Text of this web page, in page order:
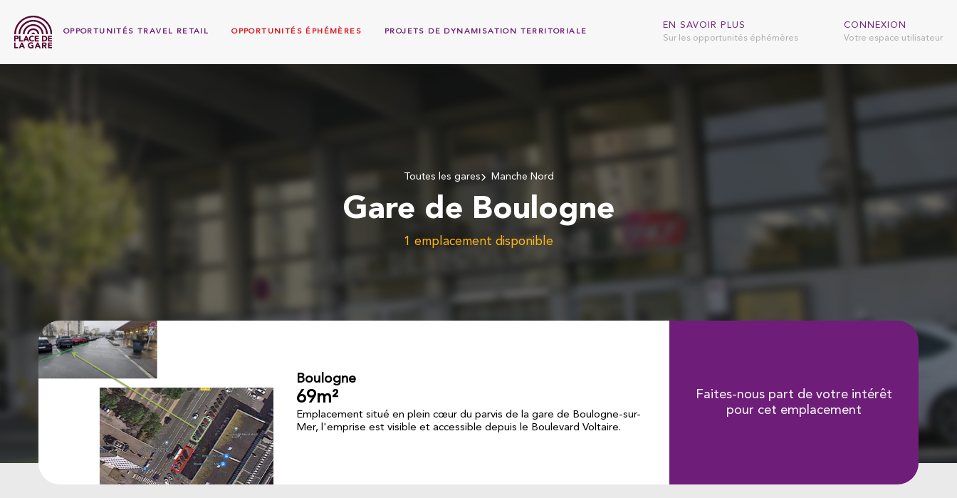
OPPORTUNITÉS TRAVEL RETAIL OPPORTUNITÉS ÉPHÉMÈRES PROJETS DE DYNAMISATION TERRITORIALE
EN SAVOIR PLUS
Sur les opportunités éphémères
CONNEXION
Votre espace utilisateur
Gare de Boulogne
1 emplacement disponible
Toutes les gares Manche Nord
Boulogne
69m²
Emplacement situé en plein cœur du parvis de la gare de Boulogne-sur-
Mer, l'emprise est visible et accessible depuis le Boulevard Voltaire.
Faites-nous part de votre intérêt
pour cet emplacement